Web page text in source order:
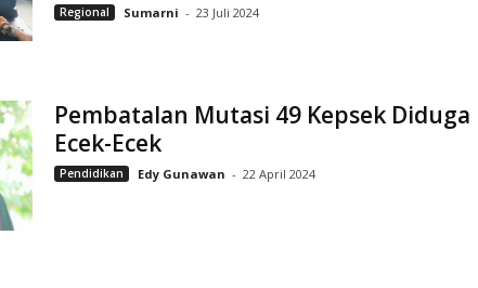
Regional Sumarni - 23 Juli 2024
Pembatalan Mutasi 49 Kepsek Diduga
Ecek-Ecek
Pendidikan Edy Gunawan - 22 April 2024